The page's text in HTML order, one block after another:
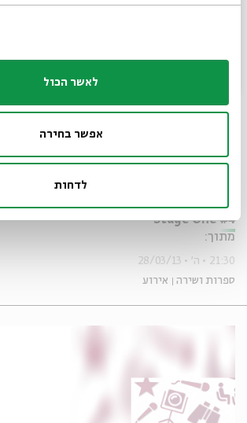
לאשר הכול
אפשר בחירה
לדחות
מתוך:
Stage One #4
ספרות ושירה אירוע
21:30 ה' 28/03/13